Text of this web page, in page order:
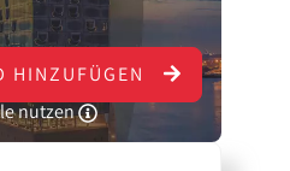
HINZUFÜGEN
nutzen